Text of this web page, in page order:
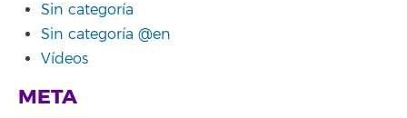
Sin categoría
Sin categoría @en
Vídeos
META